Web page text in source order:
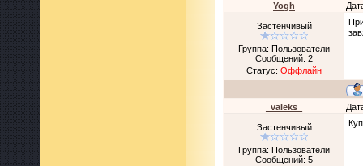
Yogh
Застенчивый
Группа: Пользователи
Сообщений: 2
Статус: Оффлайн
_valeks_
Застенчивый
Группа: Пользователи
Сообщений: 5